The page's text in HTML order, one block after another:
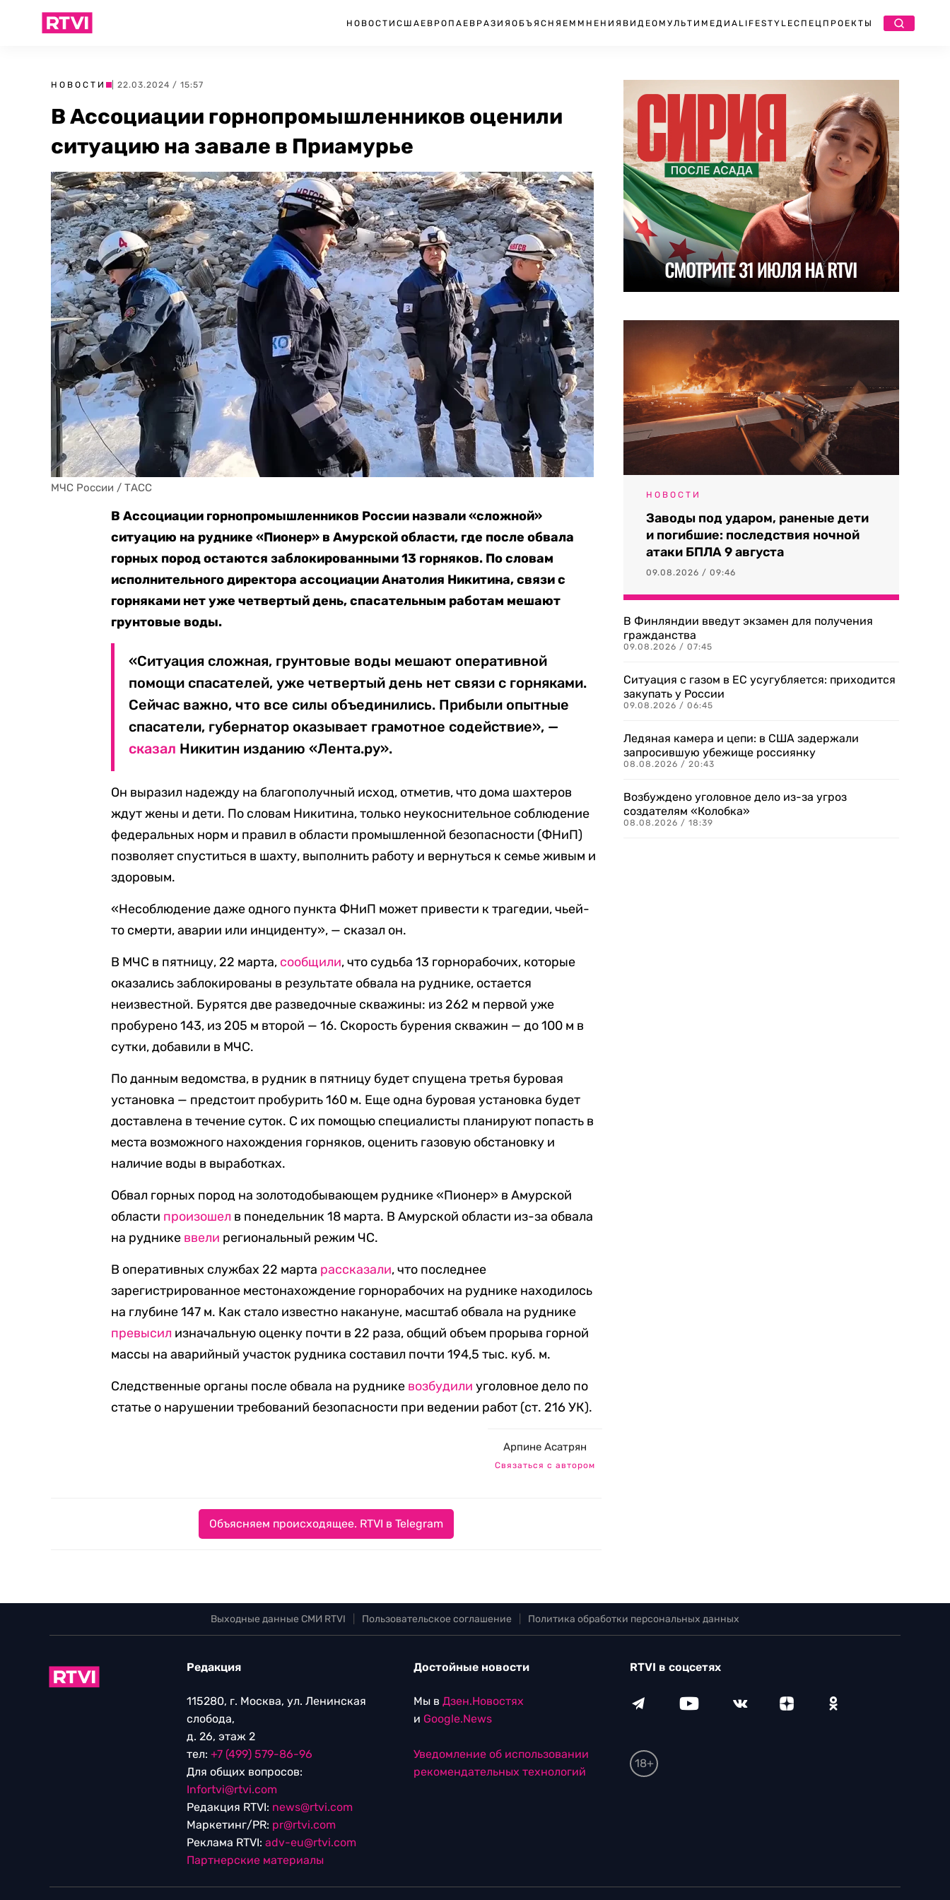
НОВОСТИ США ЕВРОПА ЕВРАЗИЯ ОБЪЯСНЯЕМ МНЕНИЯ ВИДЕО МУЛЬТИМЕДИА LIFESTYLEСПЕЦПРОЕКТЫ
НОВОСТИ | 22.03.2024 / 15:57
В Ассоциации горнопромышленников оценили
ситуацию на завале в Приамурье
МЧС России / ТАСС
В Ассоциации горнопромышленников России назвали «сложной»
ситуацию на руднике «Пионер» в Амурской области, где после обвала
горных пород остаются заблокированными 13 горняков. По словам
исполнительного директора ассоциации Анатолия Никитина, связи с
горняками нет уже четвертый день, спасательным работам мешают
грунтовые воды.
«Ситуация сложная, грунтовые воды мешают оперативной
помощи спасателей, уже четвертый день нет связи с горняками.
Сейчас важно, что все силы объединились. Прибыли опытные
спасатели, губернатор оказывает грамотное содействие», —
сказал Никитин изданию «Лента.ру».
Он выразил надежду на благополучный исход, отметив, что дома шахтеров
ждут жены и дети. По словам Никитина, только неукоснительное соблюдение
федеральных норм и правил в области промышленной безопасности (ФНиП)
позволяет спуститься в шахту, выполнить работу и вернуться к семье живым и
здоровым.
«Несоблюдение даже одного пункта ФНиП может привести к трагедии, чьей-
то смерти, аварии или инциденту», — сказал он.
В МЧС в пятницу, 22 марта, сообщили, что судьба 13 горнорабочих, которые
оказались заблокированы в результате обвала на руднике, остается
неизвестной. Бурятся две разведочные скважины: из 262 м первой уже
пробурено 143, из 205 м второй — 16. Скорость бурения скважин — до 100 м в
сутки, добавили в МЧС.
По данным ведомства, в рудник в пятницу будет спущена третья буровая
установка — предстоит пробурить 160 м. Еще одна буровая установка будет
доставлена в течение суток. С их помощью специалисты планируют попасть в
места возможного нахождения горняков, оценить газовую обстановку и
наличие воды в выработках.
Обвал горных пород на золотодобывающем руднике «Пионер» в Амурской
области произошел в понедельник 18 марта. В Амурской области из-за обвала
на руднике ввели региональный режим ЧС.
В оперативных службах 22 марта рассказали, что последнее
зарегистрированное местонахождение горнорабочих на руднике находилось
на глубине 147 м. Как стало известно накануне, масштаб обвала на руднике
превысил изначальную оценку почти в 22 раза, общий объем прорыва горной
массы на аварийный участок рудника составил почти 194,5 тыс. куб. м.
Следственные органы после обвала на руднике возбудили уголовное дело по
статье о нарушении требований безопасности при ведении работ (ст. 216 УК).
Арпине Асатрян
Связаться с автором
Объясняем происходящее. RTVI в Telegram
НОВОСТИ
Заводы под ударом, раненые дети
и погибшие: последствия ночной
атаки БПЛА 9 августа
09.08.2026 / 09:46
В Финляндии введут экзамен для получения
гражданства
09.08.2026 / 07:45
Ситуация с газом в ЕС усугубляется: приходится
закупать у России
09.08.2026 / 06:45
Ледяная камера и цепи: в США задержали
запросившую убежище россиянку
08.08.2026 / 20:43
Возбуждено уголовное дело из-за угроз
создателям «Колобка»
08.08.2026 / 18:39
Выходные данные СМИ RTVI Пользовательское соглашение Политика обработки персональных данных
Редакция
115280, г. Москва, ул. Ленинская
слобода,
д. 26, этаж 2
тел: +7 (499) 579-86-96
Для общих вопросов:
Infortvi@rtvi.com
Редакция RTVI: news@rtvi.com
Маркетинг/PR: pr@rtvi.com
Реклама RTVI: adv-eu@rtvi.com
Партнерские материалы
Достойные новости
Мы в Дзен.Новостях
и Google.News
Уведомление об использовании
рекомендательных технологий
RTVI в соцсетях
18+